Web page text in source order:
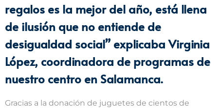
regalos es la mejor del año, está llena
de ilusión que no entiende de
desigualdad social” explicaba Virginia
López, coordinadora de programas de
nuestro centro en Salamanca.
Gracias a la donación de juguetes de cientos de